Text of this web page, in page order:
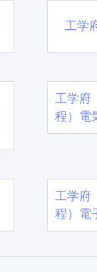
工学
工学
程）電
工学
程）電